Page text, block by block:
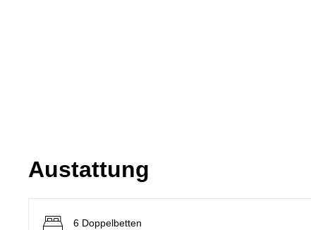
Austattung
6 Doppelbetten